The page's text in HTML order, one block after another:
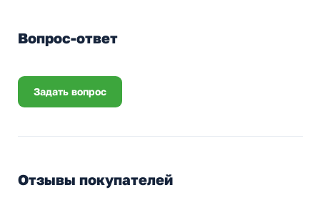
Вопрос-ответ
Задать вопрос
Отзывы покупателей